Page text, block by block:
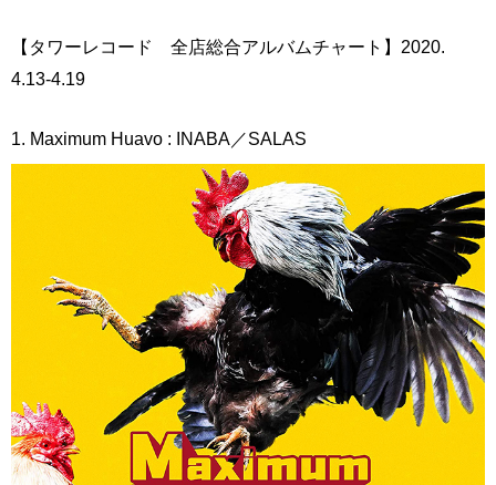
【タワーレコード 全店総合アルバムチャート】2020.
4.13-4.19
1. Maximum Huavo : INABA／SALAS